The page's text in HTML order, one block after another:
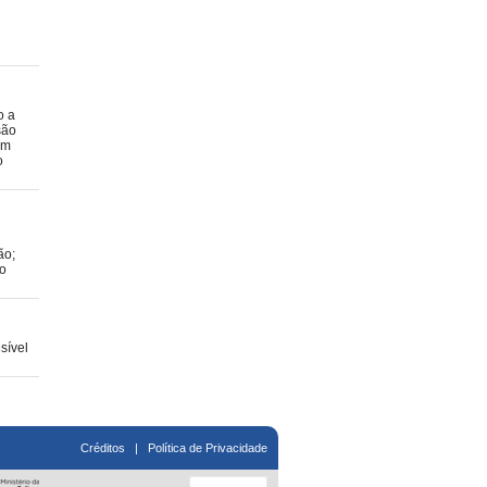
a
Créditos | Política de Privacidade